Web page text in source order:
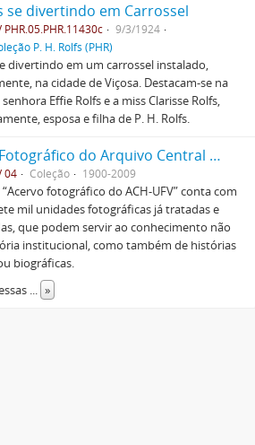
se divertindo em Carrossel
PHR.05.PHR.11430c
9/3/1924
P. H. Rolfs (PHR)
divertindo em um carrossel instalado,
na cidade de Viçosa. Destacam-se na
Effie Rolfs e a miss Clarisse Rolfs,
esposa e filha de P. H. Rolfs.
Acervo Fotográfico do Arquivo Central Histórico da UFV
04 Coleção 1900-2009
“Acervo fotográfico do ACH-UFV” conta com
mil unidades fotográficas já tratadas e
que podem servir ao conhecimento não
institucional, como também de histórias
biográficas.
... »